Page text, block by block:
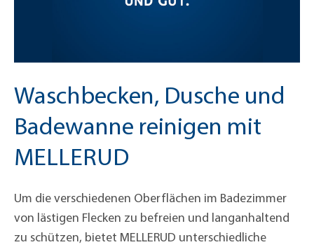
Waschbecken, Dusche und
Badewanne reinigen mit
MELLERUD
Um die verschiedenen Oberflächen im Badezimmer
von lästigen Flecken zu befreien und langanhaltend
zu schützen, bietet MELLERUD unterschiedliche